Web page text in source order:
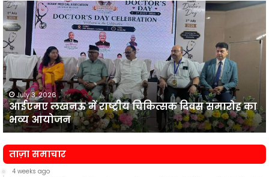
आईएमए
लखनऊ
में
राष्ट्रीय
चिकित्सक
दिवस
समारोह
का
भव्य
आयोजन
July 3, 2026
आईएमए लखनऊ में राष्ट्रीय चिकित्सक दिवस समारोह का
भव्य आयोजन
ताज़ा समाचार
4 weeks ago